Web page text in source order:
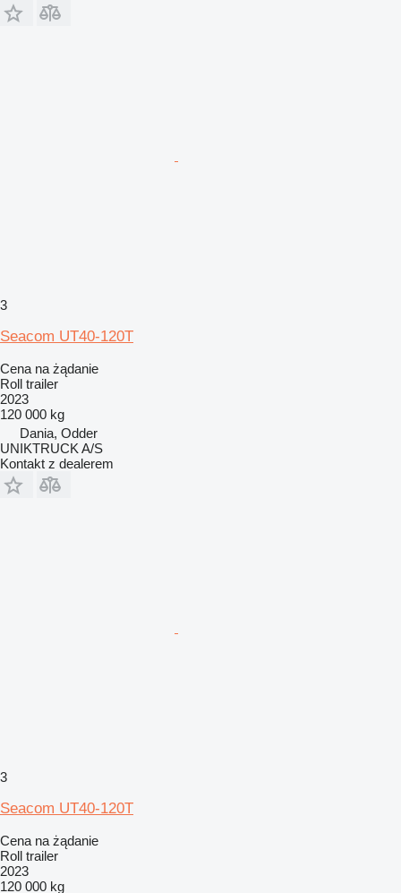
3
Seacom UT40-120T
Cena na żądanie
Roll trailer
2023
120 000 kg
Dania, Odder
UNIKTRUCK A/S
Kontakt z dealerem
3
Seacom UT40-120T
Cena na żądanie
Roll trailer
2023
120 000 kg